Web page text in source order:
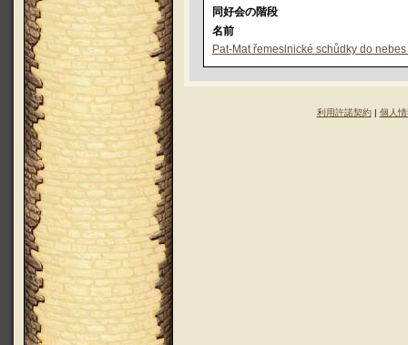
同好会の階段
名前
Pat-Mat řemeslnické schůdky do nebes
利用許諾契約| 個人